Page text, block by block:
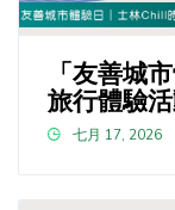
「友善城
旅行體驗
七月 17, 2026